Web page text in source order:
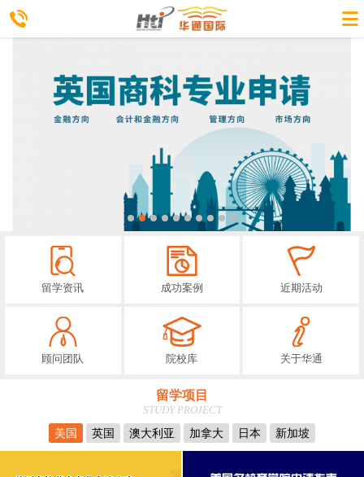
留学资讯 成功案例 近期活动
顾问团队 院校库 关于华通
留学项目
STUDY PROJECT
美国
英国 澳大利亚 加拿大 日本 新加坡